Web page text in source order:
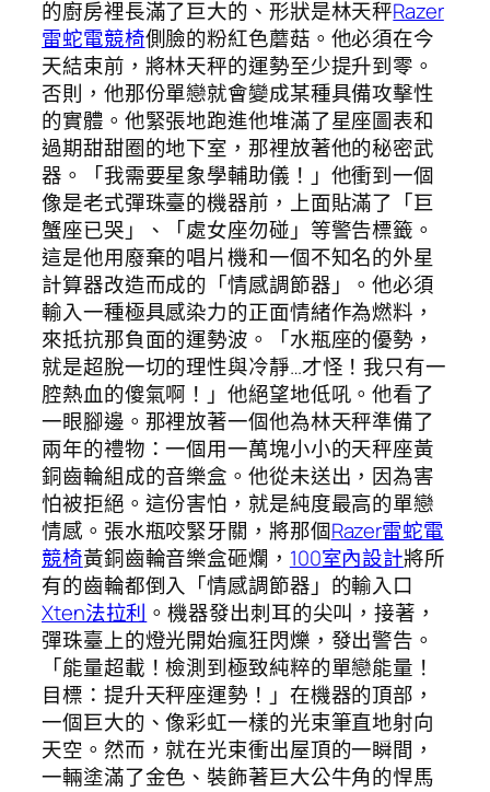
的廚房裡長滿了巨大的、形狀是林天秤Razer
雷蛇電競椅側臉的粉紅色蘑菇。他必須在今
天結束前，將林天秤的運勢至少提升到零。
否則，他那份單戀就會變成某種具備攻擊性
的實體。他緊張地跑進他堆滿了星座圖表和
過期甜甜圈的地下室，那裡放著他的秘密武
器。「我需要星象學輔助儀！」他衝到一個
像是老式彈珠臺的機器前，上面貼滿了「巨
蟹座已哭」、「處女座勿碰」等警告標籤。
這是他用廢棄的唱片機和一個不知名的外星
計算器改造而成的「情感調節器」。他必須
輸入一種極具感染力的正面情緒作為燃料，
來抵抗那負面的運勢波。「水瓶座的優勢，
就是超脫一切的理性與冷靜…才怪！我只有一
腔熱血的傻氣啊！」他絕望地低吼。他看了
一眼腳邊。那裡放著一個他為林天秤準備了
兩年的禮物：一個用一萬塊小小的天秤座黃
銅齒輪組成的音樂盒。他從未送出，因為害
怕被拒絕。這份害怕，就是純度最高的單戀
情感。張水瓶咬緊牙關，將那個Razer雷蛇電
競椅黃銅齒輪音樂盒砸爛， 100室內設計將所
有的齒輪都倒入「情感調節器」的輸入口
Xten法拉利 。機器發出刺耳的尖叫，接著，
彈珠臺上的燈光開始瘋狂閃爍，發出警告。
「能量超載！檢測到極致純粹的單戀能量！
目標：提升天秤座運勢！」在機器的頂部，
一個巨大的、像彩虹一樣的光束筆直地射向
天空。然而，就在光束衝出屋頂的一瞬間，
一輛塗滿了金色、裝飾著巨大公牛角的悍馬